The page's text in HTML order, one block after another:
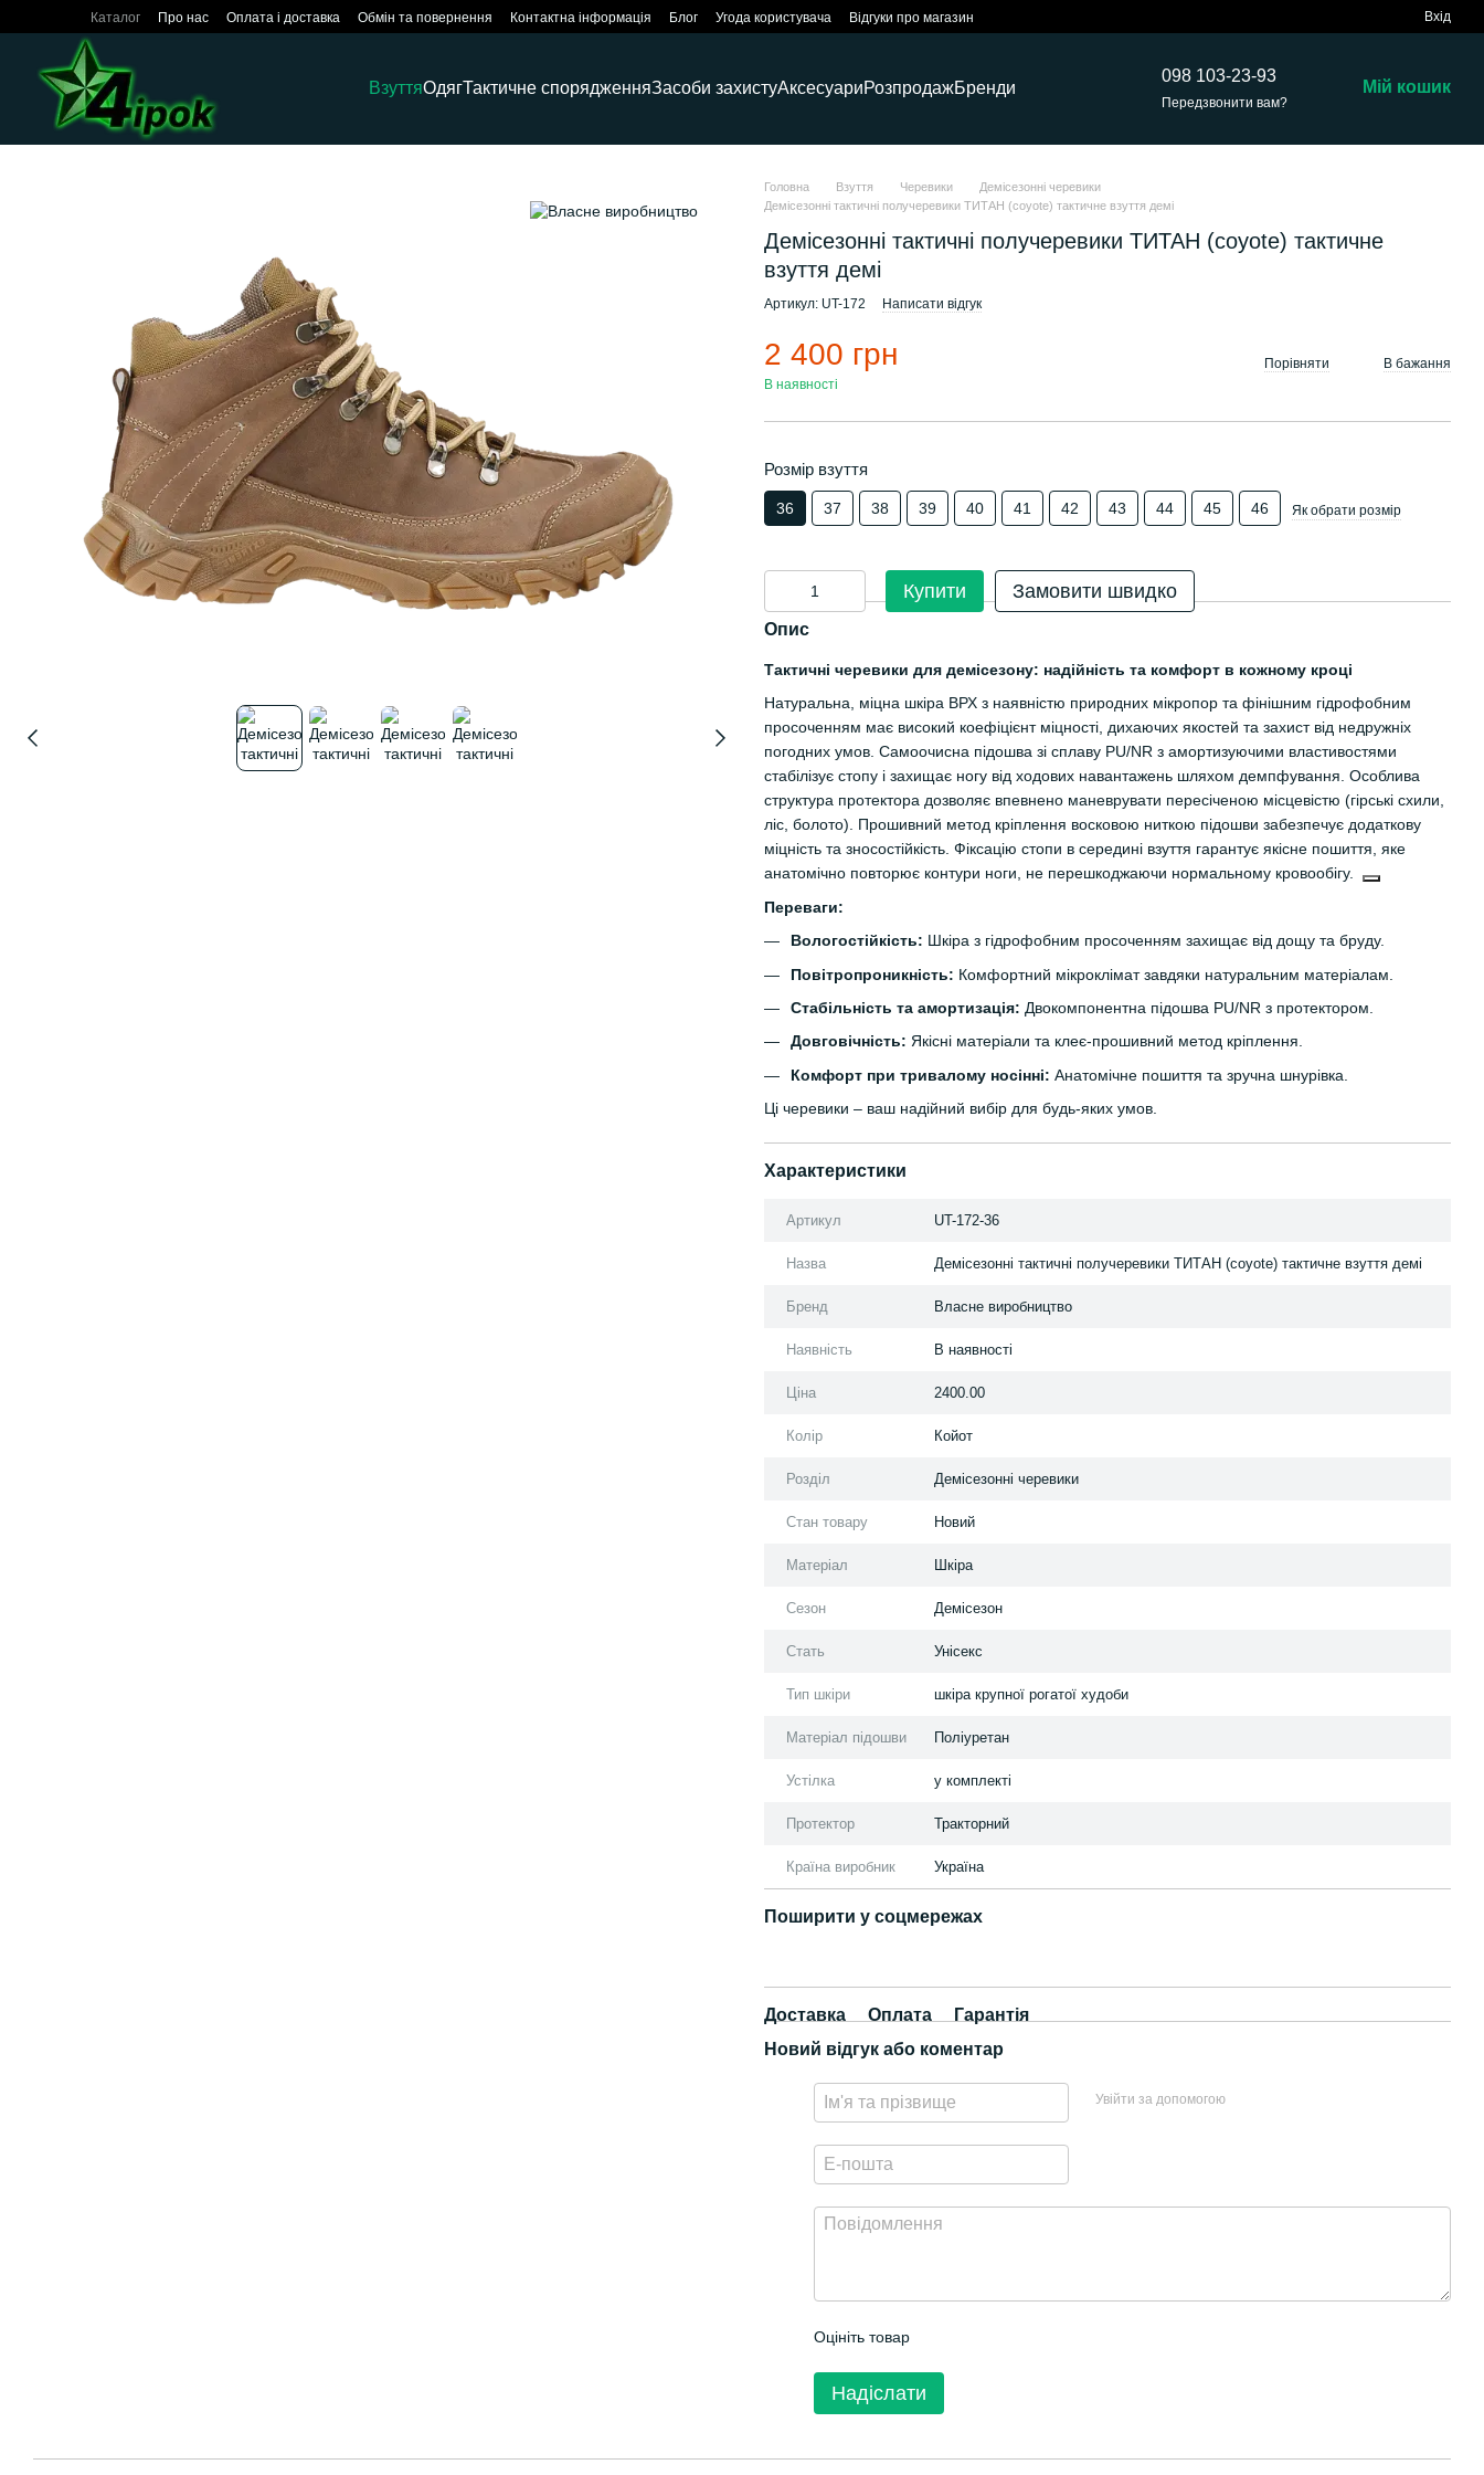
Перейти до основного контенту
Каталог Про нас Оплата і доставка Обмін та повернення Контактна інформація Блог Угода користувача Відгуки про магазин Вхід
ВзуттяОдягТактичне спорядженняЗасоби захистуАксесуариРозпродажБренди
098 103-23-93
Передзвонити вам?
Мій кошик
Головна Взуття Черевики
Демісезонні черевики
Демісезонні тактичні получеревики ТИТАН (coyote) тактичне взуття демі
Демісезонні тактичні получеревики ТИТАН (coyote) тактичне
взуття демі
Артикул: UT-172 Написати відгук
2 400 грн
В наявності
Порівняти В бажання
Розмір взуття
36 37 38 39 40 41 42 43 44 45 46 Як обрати розмір
Купити Замовити швидко
Опис
Тактичні черевики для демісезону: надійність та комфорт в кожному кроці
Натуральна, міцна шкіра ВРХ з наявністю природних мікропор та фінішним гідрофобним
просоченням має високий коефіцієнт міцності, дихаючих якостей та захист від недружніх
погодних умов. Самоочисна підошва зі сплаву PU/NR з амортизуючими властивостями
стабілізує стопу і захищає ногу від ходових навантажень шляхом демпфування. Особлива
структура протектора дозволяє впевнено маневрувати пересіченою місцевістю (гірські схили,
ліс, болото). Прошивний метод кріплення восковою ниткою підошви забезпечує додаткову
міцність та зносостійкість. Фіксацію стопи в середині взуття гарантує якісне пошиття, яке
анатомічно повторює контури ноги, не перешкоджаючи нормальному кровообігу.
Переваги:
Вологостійкість: Шкіра з гідрофобним просоченням захищає від дощу та бруду.
Повітропроникність: Комфортний мікроклімат завдяки натуральним матеріалам.
Стабільність та амортизація: Двокомпонентна підошва PU/NR з протектором.
Довговічність: Якісні матеріали та клеє-прошивний метод кріплення.
Комфорт при тривалому носінні: Анатомічне пошиття та зручна шнурівка.
Ці черевики – ваш надійний вибір для будь-яких умов.
Характеристики
Артикул UT-172-36
Назва Демісезонні тактичні получеревики ТИТАН (coyote) тактичне взуття демі
Бренд Власне виробництво
Наявність В наявності
Ціна 2400.00
Колір Койот
Розділ Демісезонні черевики
Стан товару Новий
Матеріал Шкіра
Сезон Демісезон
Стать Унісекс
Тип шкіри шкіра крупної рогатої худоби
Матеріал підошви Поліуретан
Устілка у комплекті
Протектор Тракторний
Країна виробник Україна
Поширити у соцмережах
Доставка Оплата
Гарантія
Новий відгук або коментар
Увійти за допомогою
Оцініть товар
Надіслати